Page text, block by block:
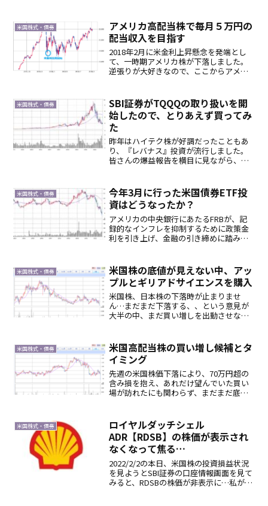
米国株式・債券
アメリカ高配当株で毎月５万円の
配当収入を目指す
2018年2月に米金利上昇懸念を発端とし
て、一時期アメリカ株が下落しました。
逆張りが大好きなので、ここからアメリ
王道パターンなのですが、どうしても右
肩上がりの株は...
米国株式・債券
SBI証券がTQQQの取り扱いを開
始したので、とりあえず買ってみ
た
昨年はハイテク株が好調だったこともあ
り、『レバナス』投資が流行しました。
皆さんの爆益報告を横目に見ながら、興
た、投資信託の扱いしかなかったので、
投資信託があまり好きでな...
米国株式・債券
今年3月に行った米国債券ETF投
資はどうなったか？
アメリカの中央銀行にあたるFRBが、記
録的なインフレを抑制するために政策金
利を引き上げ、金融の引き締めに踏み切
今年の3月には、既に外国債券ETFの株価
は下落していました。...
米国株式・債券
米国株の底値が見えない中、アッ
プルとギリアドサイエンスを購入
米国株、日本株の下落時が止まりませ
ん…まだまだ下落する、、という意見が
大半の中、まだ買い増しを出動させない
という欲も出てくるので、購入銘柄を検
討していました。米国高配当...
米国株式・債券
米国高配当株の買い増し候補とタ
イミング
先週の米国株価下落により、70万円超の
含み損を抱え、あれだけ望んでいた買い
場が訪れたにも関わらず、まだまだ底が
式数や配当金額だけを見て、黙々と配当
金再投資をするというの...
米国株式・債券
ロイヤルダッチシェル
ADR【RDSB】の株価が表示され
なくなって焦る…
2022/2/2の本日、米国株の投資損益状況
を見ようとSBI証券の口座情報画面を見て
みると、RDSBの株価が非表示に…私が保